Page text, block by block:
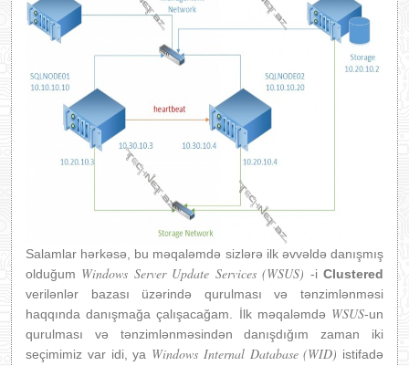
XƏBƏRLƏR
Salamlar hərkəsə, bu məqaləmdə sizlərə ilk əvvəldə danışmış
olduğum Windows Server Update Services (WSUS) -iClustered
verilənlər bazası üzərində qurulması və tənzimlənməsi
haqqında danışmağa çalışacağam. İlk məqaləmdə WSUS-un
qurulması və tənzimlənməsindən danışdığım zaman iki
seçimimiz var idi, ya Windows Internal Database (WID) istifadə